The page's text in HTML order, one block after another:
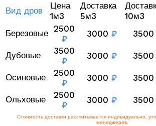
Вид дров
Цена
1м3
Доставка
5м3
10м3
Березовые 2500
₽
3000 ₽ 3500
Дубовые
3500
₽
3000 ₽ 3500
Осиновые
2500
₽
3000 ₽ 3500
Ольховые
2500
₽
3000 ₽ 3500
Стоимость доставки рассчитывается индивидуально,
менеджеров.